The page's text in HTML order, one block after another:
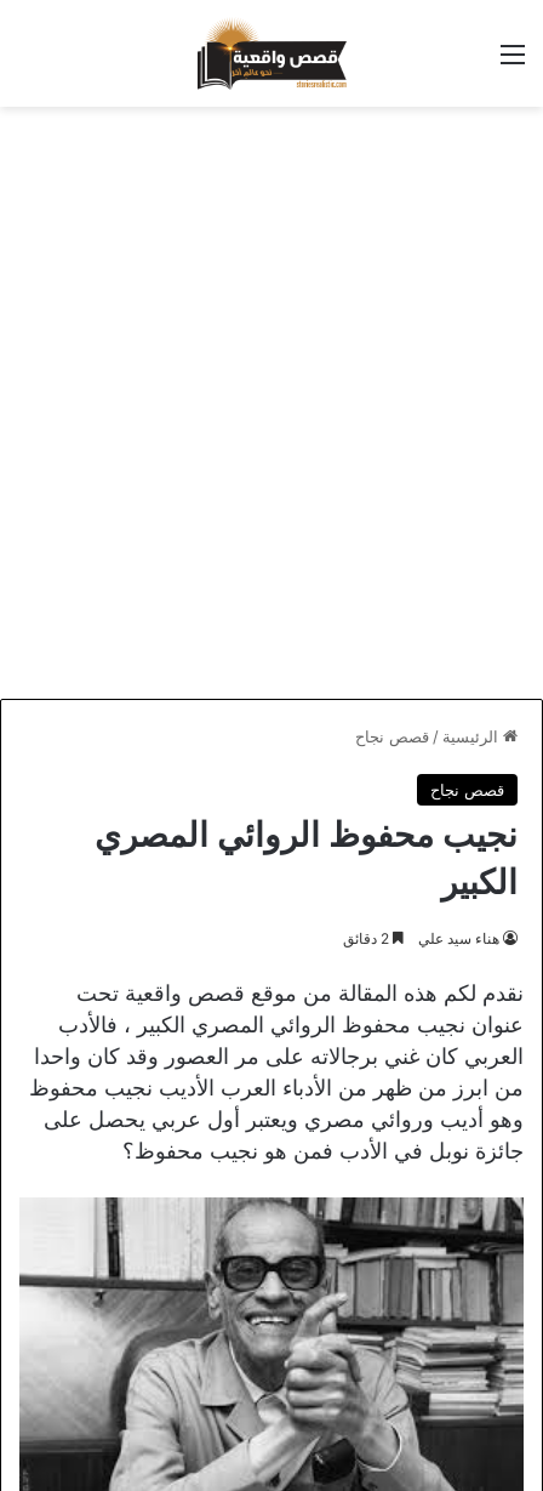
القائمة
الرئيسية / قصص نجاح
قصص نجاح
نجيب محفوظ الروائي المصري
الكبير
هناء سيد علي
نقدم لكم هذه المقالة من موقع قصص واقعية تحت
عنوان نجيب محفوظ الروائي المصري الكبير ، فالأدب
العربي كان غني برجالاته على مر العصور وقد كان واحدا
من ابرز من ظهر من الأدباء العرب الأديب نجيب محفوظ
وهو أديب وروائي مصري ويعتبر أول عربي يحصل على
جائزة نوبل في الأدب فمن هو نجيب محفوظ؟